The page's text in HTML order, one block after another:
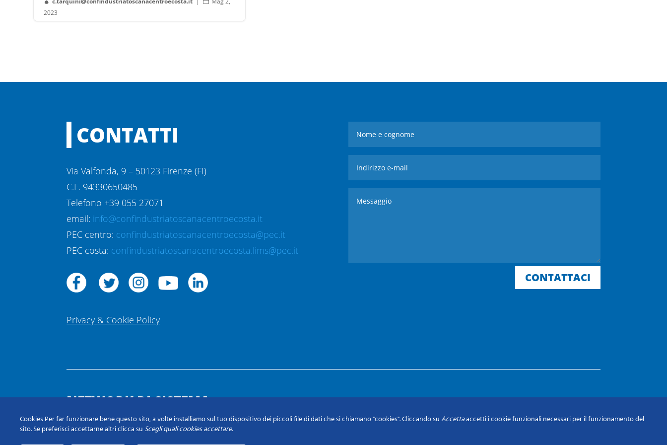
2023
CONTATTI
Via Valfonda, 9 – 50123 Firenze (FI)
C.F. 94330650485
Telefono +39 055 27071
email: info@confindustriatoscanacentroecosta.it
PEC centro: confindustriatoscanacentroecosta@pec.it
PEC costa: confindustriatoscanacentroecosta.lims@pec.it
Privacy & Cookie Policy
CONTATTACI
NETWORK DI SISTEMA
Cookies Per far funzionare bene questo sito, a volte installiamo sul tuo dispositivo dei piccoli file di dati che si chiamano "cookies". Cliccando suAccettaaccetti i cookie funzionali necessari per il funzionamento del
sito. Se preferisci accettarne altri clicca su Scegli quali cookies accettare.